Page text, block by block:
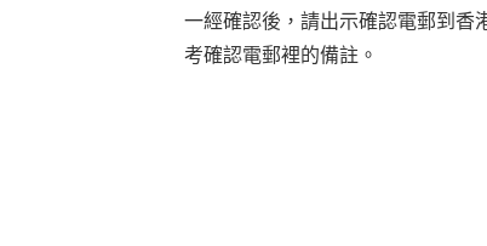
一經確認後，請出示確認電郵到香
考確認電郵裡的備註。